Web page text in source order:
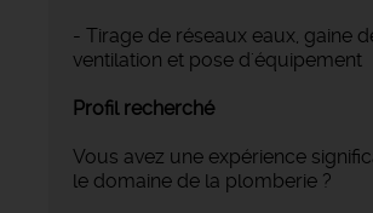
- Tirage de réseaux eaux, gaine
ventilation et pose d'équipement
Profil recherché
Vous avez une expérience
le domaine de la plomberie ?